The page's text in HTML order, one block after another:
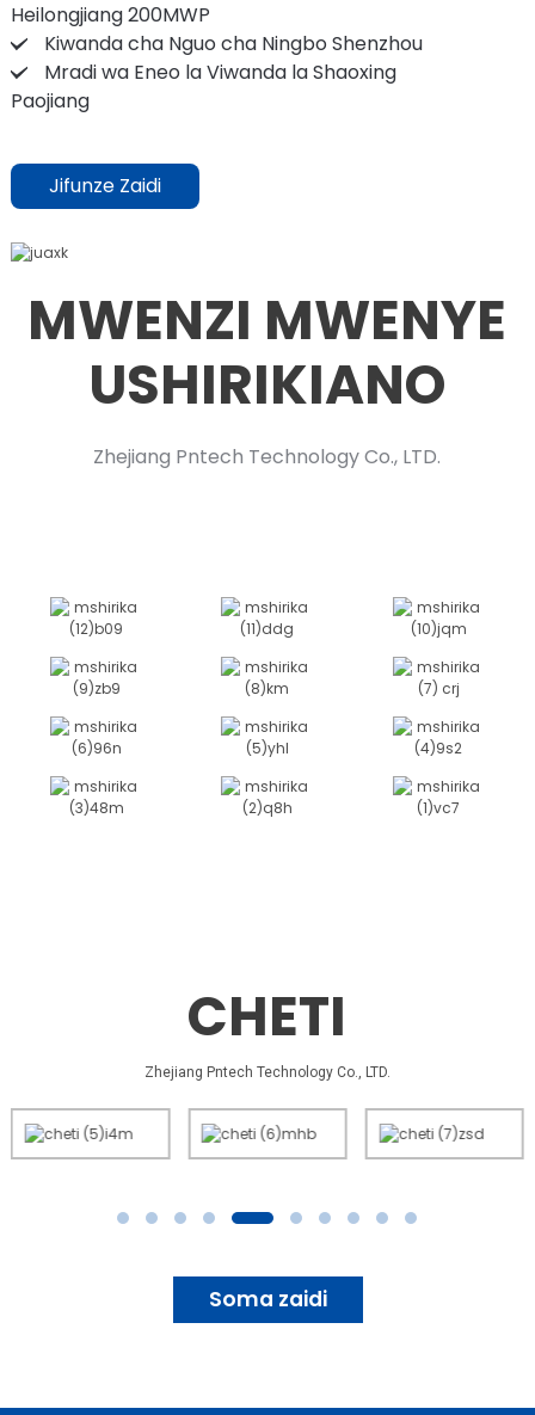
Heilongjiang 200MWP
Kiwanda cha Nguo cha Ningbo Shenzhou
Mradi wa Eneo la Viwanda la Shaoxing
Paojiang
Jifunze Zaidi
MWENZI MWENYE
USHIRIKIANO
Zhejiang Pntech Technology Co., LTD.
CHETI
Zhejiang Pntech Technology Co., LTD.
Soma zaidi